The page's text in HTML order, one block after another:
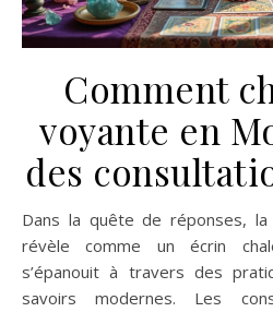
Comment
voyante en
des
Dans la quête de réponses, la région de la Moselle se
révèle comme un écrin
s’épanouit à travers des
savoirs modernes. Les